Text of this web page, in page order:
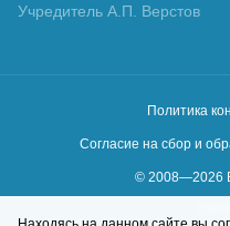
Учредитель А.П. Верстов
Политика
Согласие на сбор и
© 2008—2026